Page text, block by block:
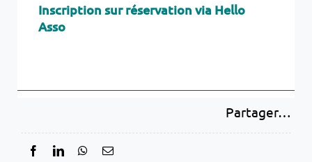
Inscription sur réservation via Hello
Asso
Partager…